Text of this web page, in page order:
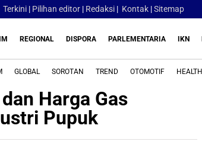
Terkini| Pilihan editor| Redaksi| Kontak|Sitemap
REGIONAL DISPORA PARLEMENTARIA IKN
GLOBAL SOROTAN TREND OTOMOTIF HEALTH
Harga Gas
Pupuk